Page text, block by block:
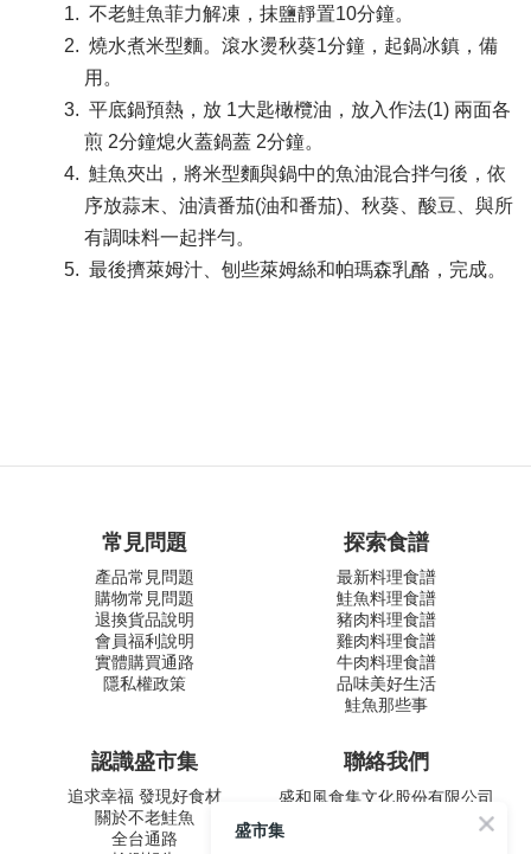
不老鮭魚菲力解凍，抹鹽靜置10分鐘。
燒水煮米型麵。滾水燙秋葵1分鐘，起鍋冰鎮，備
用。
平底鍋預熱，放 1大匙橄欖油，放入作法(1) 兩面各
煎 2分鐘熄火蓋鍋蓋 2分鐘。
鮭魚夾出，將米型麵與鍋中的魚油混合拌勻後，依
序放蒜末、油漬番茄(油和番茄)、秋葵、酸豆、與所
有調味料一起拌勻。
最後擠萊姆汁、刨些萊姆絲和帕瑪森乳酪，完成。
常見問題
產品常見問題
購物常見問題
退換貨品說明
會員福利說明
實體購買通路
隱私權政策
探索食譜
最新料理食譜
鮭魚料理食譜
豬肉料理食譜
雞肉料理食譜
牛肉料理食譜
品味美好生活
鮭魚那些事
認識盛市集
追求幸福 發現好食材
關於不老鮭魚
全台通路
聯絡我們
盛和風食集文化股份有限公司
周一至五 9:00-12:30 ∣ 13:30-
盛市集